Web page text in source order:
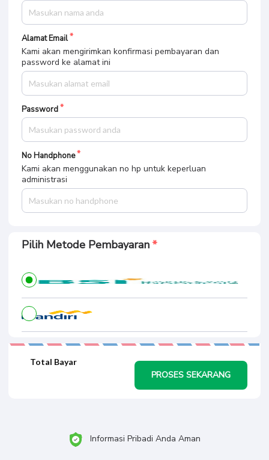
Alamat Email
Kami akan mengirimkan konfirmasi pembayaran dan
password ke alamat ini
Password
No Handphone
Kami akan menggunakan no hp untuk keperluan
administrasi
Pilih Metode Pembayaran
Total Bayar
PROSES SEKARANG
Informasi Pribadi Anda Aman